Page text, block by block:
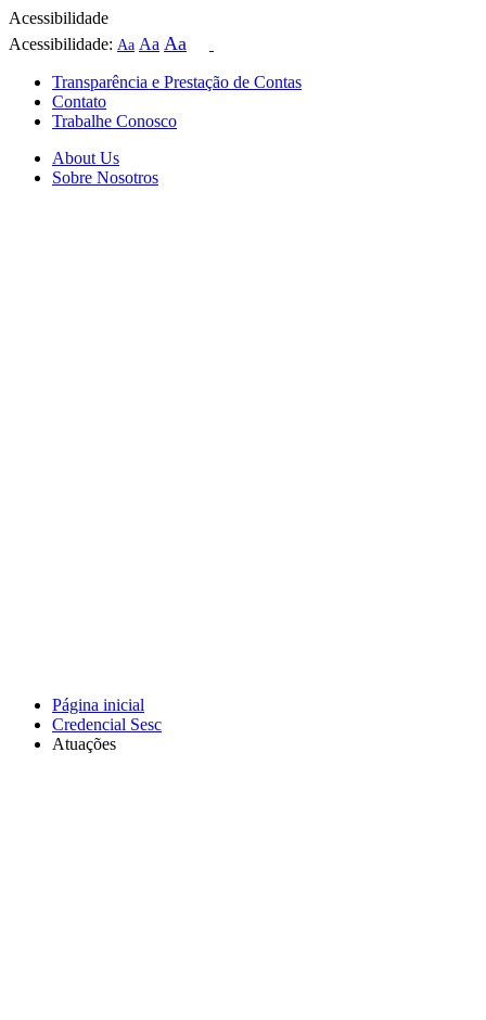
Acessibilidade
Acessibilidade: Aa Aa Aa
Transparência e Prestação de Contas
Contato
Trabalhe Conosco
About Us
Sobre Nosotros
Página inicial
Credencial Sesc
Atuações